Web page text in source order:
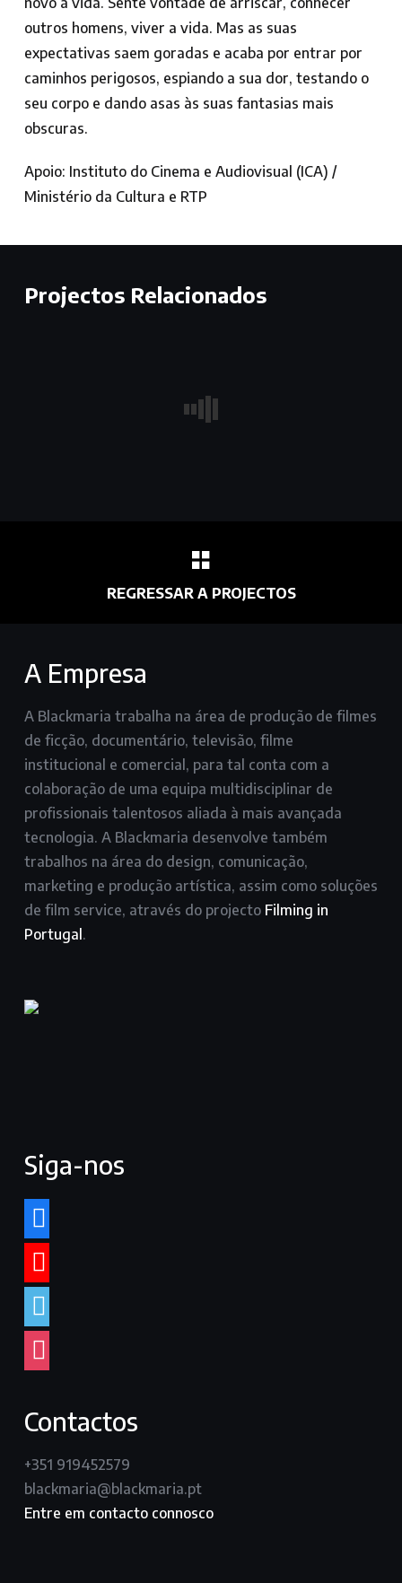
outros homens, viver a vida. Mas as suas
expectativas saem goradas e acaba por entrar por
caminhos perigosos, espiando a sua dor, testando o
seu corpo e dando asas às suas fantasias mais
obscuras.
Apoio: Instituto do Cinema e Audiovisual (ICA) /
Ministério da Cultura e RTP
Projectos Relacionados
REGRESSAR A PROJECTOS
A Empresa
A Blackmaria trabalha na área de produção de filmes
de ficção, documentário, televisão, filme
institucional e comercial, para tal conta com a
colaboração de uma equipa multidisciplinar de
profissionais talentosos aliada à mais avançada
tecnologia. A Blackmaria desenvolve também
trabalhos na área do design, comunicação,
marketing e produção artística, assim como soluções
de film service, através do projecto Filming in
Portugal .
Siga-nos
facebook
youtube
vimeo
instagram
Contactos
+351 919452579
blackmaria@blackmaria.pt
Entre em contacto connosco